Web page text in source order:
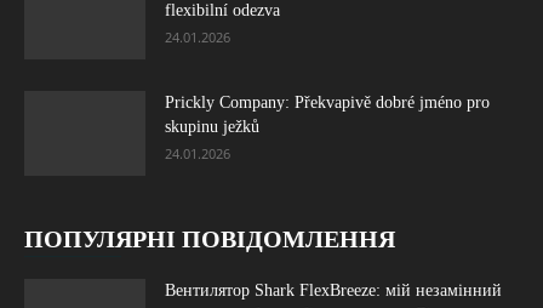
flexibilní odezva
24.01.2026
Prickly Company: Překvapivě dobré jméno pro
skupinu ježků
24.01.2026
ПОПУЛЯРНІ ПОВІДОМЛЕННЯ
Вентилятор Shark FlexBreeze: мій незамінний